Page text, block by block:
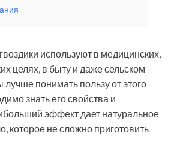
используют в медицинских,
целях, в быту и даже сельском
лучше понимать пользу от этого
знать его свойства и
эффект дает натуральное
которое не сложно приготовить